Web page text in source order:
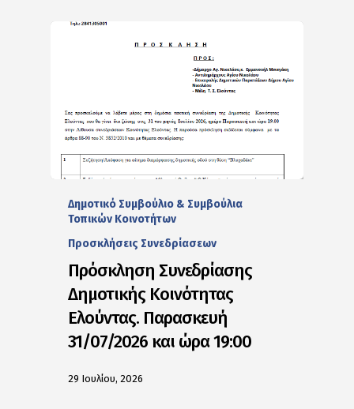
Δημοτικό Συμβούλιο & Συμβούλια
Τοπικών Κοινοτήτων
Προσκλήσεις Συνεδρίασεων
Πρόσκληση Συνεδρίασης
Δημοτικής Κοινότητας
Ελούντας. Παρασκευή
31/07/2026 και ώρα 19:00
29 Ιουλίου, 2026